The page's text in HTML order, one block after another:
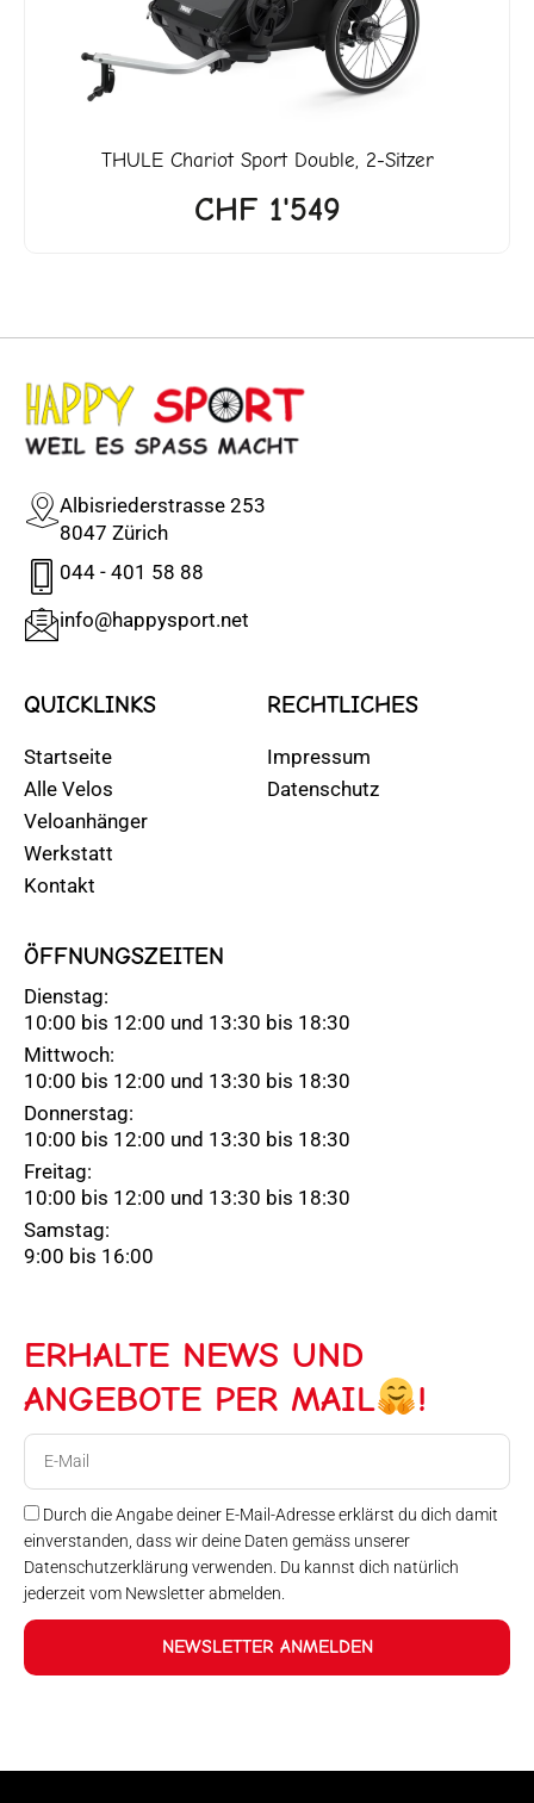
THULEChariot Sport Double, 2-Sitzer
CHF1'549
Albisriederstrasse 253
8047 Zürich
044 - 401 58 88
info@happysport.net
QUICKLINKS
Startseite
Alle Velos
Veloanhänger
Werkstatt
Kontakt
RECHTLICHES
Impressum
Datenschutz
ÖFFNUNGSZEITEN
Dienstag:
10:00 bis 12:00 und 13:30 bis 18:30
Mittwoch:
10:00 bis 12:00 und 13:30 bis 18:30
Donnerstag:
10:00 bis 12:00 und 13:30 bis 18:30
Freitag:
10:00 bis 12:00 und 13:30 bis 18:30
Samstag:
9:00 bis 16:00
ERHALTE NEWS UND
ANGEBOTE PER MAIL
!
Durch die Angabe deiner E-Mail-Adresse erklärst du dich damit
einverstanden, dass wir deine Daten gemäss unserer
Datenschutzerklärung verwenden. Du kannst dich natürlich
jederzeit vom Newsletter abmelden.
NEWSLETTER ANMELDEN